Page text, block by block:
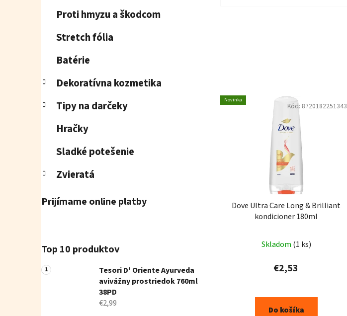
Proti hmyzu a škodcom
Stretch fólia
Batérie
Dekoratívna kozmetika
Tipy na darčeky
Hračky
Sladké potešenie
Zvieratá
Prijímame online platby
Top 10 produktov
Tesori D' Oriente Ayurveda
avivážny prostriedok 760ml
38PD
€2,99
Novinka
Dove Ultra Care Long & Brilliant
kondicioner 180ml
Skladom (1 ks)
€2,53
Do košíka
Kód: 8720182251343